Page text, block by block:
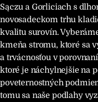
Sączu a Gorliciach s
novosadeckom trhu
kvalitu surovín.
kmeňa stromu, ktoré sa
a trvácnosťou v
ktoré je náchylnejšie na
poveternostných
tomu sa naše podlahy